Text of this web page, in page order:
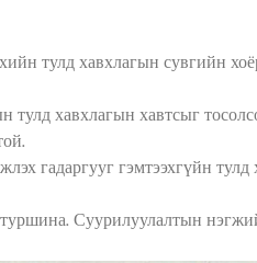
тулд хавхлагын сувгийн
тулд хавхлагын хавтсыг
гадаргууг гэмтээхгүйн тулд
Суурилуулалтын